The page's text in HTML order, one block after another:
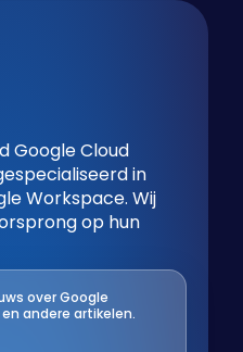
Google Cloud
in
Workspace. Wij
op hun
over Google
andere artikelen.